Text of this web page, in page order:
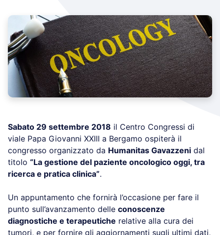
Sabato 29 settembre 2018 il Centro Congressi di
viale Papa Giovanni XXIII a Bergamo ospiterà il
congresso organizzato da Humanitas Gavazzeni dal
titolo “La gestione del paziente oncologico oggi, tra
ricerca e pratica clinica”.
Un appuntamento che fornirà l’occasione per fare il
punto sull’avanzamento delle conoscenze
diagnostiche e terapeutiche relative alla cura dei
tumori, e per fornire gli aggiornamenti sugli ultimi dati,